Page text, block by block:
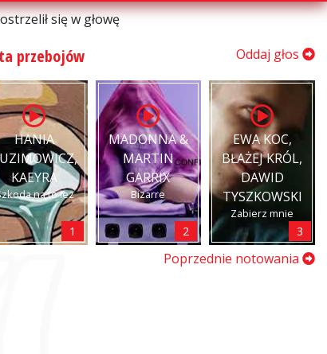
się w głowę
przebojów Oddaj głos
HANIA
KAEYRA
na to łez
1
MADONNA &
MARTIN
GARRIX
Bizarre
2
EWA KOC,
BŁAŻEJ KRÓL,
DAWID
TYSZKOWSKI
Zabierz mnie
3
Poprzednie notowania